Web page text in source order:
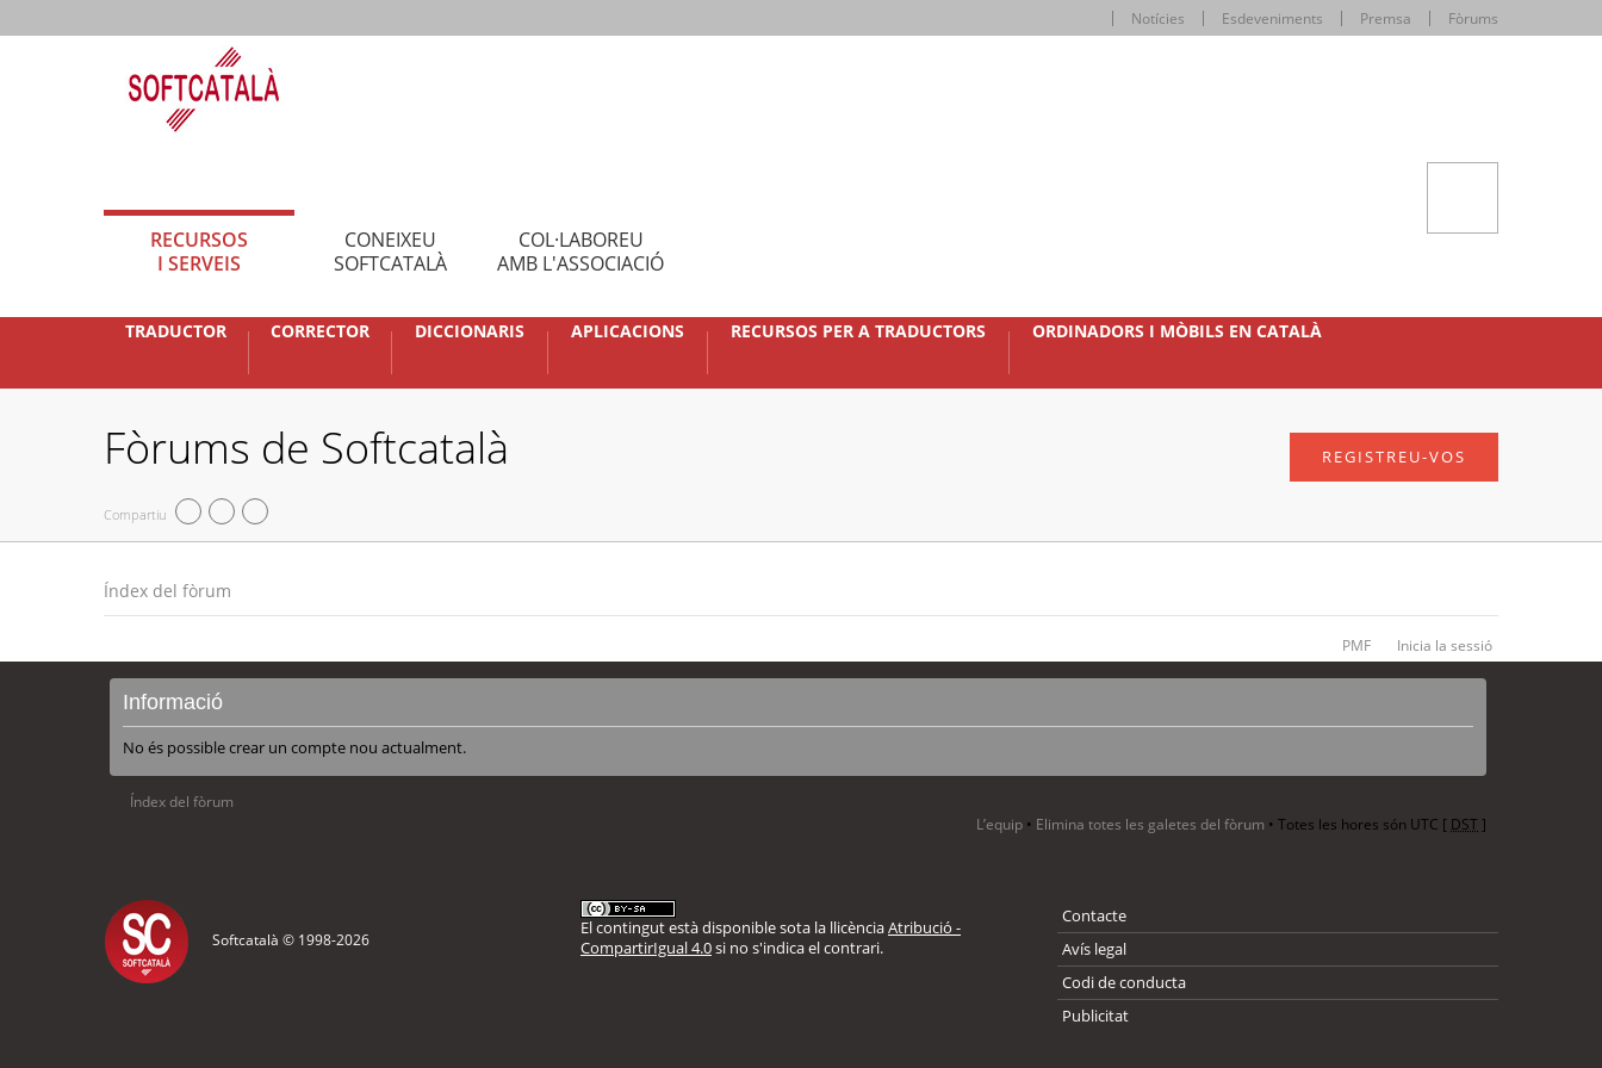
Notícies Esdeveniments Premsa Fòrums
RECURSOS
I SERVEIS
CONEIXEU
SOFTCATALÀ
COL·LABOREU
AMB L'ASSOCIACIÓ
TRADUCTOR CORRECTOR DICCIONARIS APLICACIONS RECURSOS PER A TRADUCTORS ORDINADORS I MÒBILS EN CATALÀ
Fòrums de Softcatalà
Compartiu
REGISTREU-VOS
Índex del fòrum
PMF Inicia la sessió
Informació
No és possible crear un compte nou actualment.
Índex del fòrum
L’equip • Elimina totes les galetes del fòrum • Totes les hores són UTC [ DST]
Softcatalà © 1998-2026
El contingut està disponible sota la llicènciaAtribució -
CompartirIgual 4.0si no s'indica el contrari.
Contacte
Avís legal
Codi de conducta
Publicitat